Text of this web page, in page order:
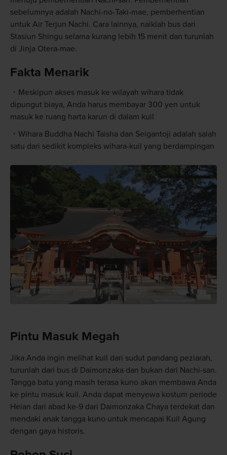
sebelumnya adalah Nachi-no-Taki-mae, pemberhentian
untuk Air Terjun Nachi. Cara lainnya, naiklah bus dari
Stasiun Shingu selama kurang lebih 15 menit dan turunlah
di Jinja Otera-mae.
Fakta Menarik
Meskipun akses masuk ke wilayah wihara tidak
dipungut biaya, Anda harus membayar 300 yen untuk
masuk ke ruang harta karun di dalam kuil
Wihara Buddha Nachi Taisha dan Seigantoji adalah salah
satu dari sedikit kompleks wihara-kuil yang berdampingan
Pintu Masuk Megah
Jika Anda ingin melihat kuil dari sudut pandang peziarah,
turunlah dari bus di Daimonzaka dan bukan dari Nachi-san.
Tangga batu yang masih terasa kuno akan membawa Anda
ke pintu masuk kuil. Anda dapat menyewa kostum periode
Heian dari abad ke-9 dari Daimonzaka Chaya terdekat dan
mendaki anak tangga kuno untuk mencapai Kuil Agung
dengan gaya historis.